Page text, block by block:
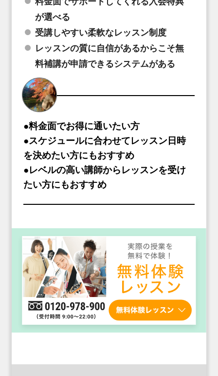
が選べる
受講しやすい柔軟なレッスン制度
レッスンの質に自信があるからこそ無
料補講が申請できるシステムがある
●料金面でお得に通いたい方
●スケジュールに合わせてレッスン日時
を決めたい方にもおすすめ
●レベルの高い講師からレッスンを受け
たい方にもおすすめ